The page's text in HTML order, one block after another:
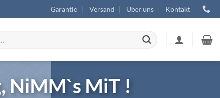
Garantie Versand Über uns Kontakt
NiMM`s MiT !